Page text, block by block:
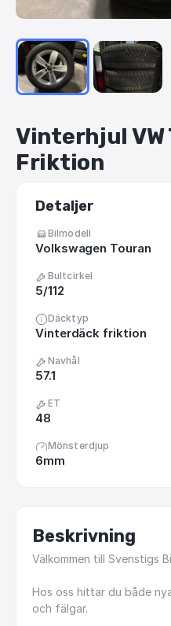
Vinterhjul VW
Friktion
Detaljer
Bilmodell
Volkswagen Touran
Bultcirkel
5/112
Däcktyp
Vinterdäck friktion
Navhål
57.1
ET
48
Mönsterdjup
6mm
Beskrivning
Välkommen till Svenstigs
Hos oss hittar du både
och fälgar.